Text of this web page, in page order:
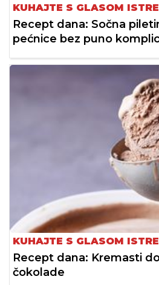
KUHAJTE S GLASOM ISTRE
Recept dana: Sočna
pećnice bez puno
KUHAJTE S GLASOM ISTRE
Recept dana: Kremasti
čokolade